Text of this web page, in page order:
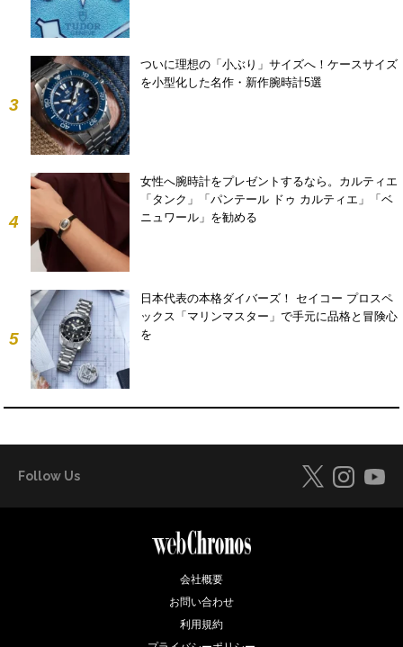
3
ついに理想の「小ぶり」サイズへ！ケースサイズ
を小型化した名作・新作腕時計5選
4
女性へ腕時計をプレゼントするなら。カルティエ
「タンク」「パンテール ドゥ カルティエ」「ベ
ニュワール」を勧める
5
日本代表の本格ダイバーズ！ セイコー プロスペ
ックス「マリンマスター」で手元に品格と冒険心
を
Follow Us
会社概要
お問い合わせ
利用規約